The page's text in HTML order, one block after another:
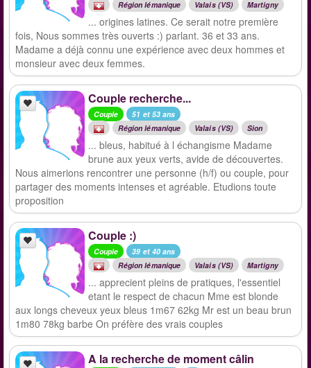
Région lémanique Valais (VS) Martigny
... origines latines. Ce serait notre première
fois, Nous sommes très ouverts :) parlant. 36 et 33 ans.
Madame a déjà connu une expérience avec deux hommes et
monsieur avec deux femmes.
Couple recherche...
Couple
51 et 53 ans
Région lémanique
Valais (VS) Sion
... bleus, habitué à l échangisme Madame
brune aux yeux verts, avide de découvertes.
Nous aimerions rencontrer une personne (h/f) ou couple, pour
partager des moments intenses et agréable. Etudions toute
proposition
Couple :)
Couple
39 et 40 ans
Région lémanique
Valais (VS) Martigny
... apprecient pleins de pratiques, l'essentiel
etant le respect de chacun Mme est blonde
aux longs cheveux yeux bleus 1m67 62kg Mr est un beau brun
1m80 78kg barbe On préfère des vrais couples
A la recherche de moment câlin